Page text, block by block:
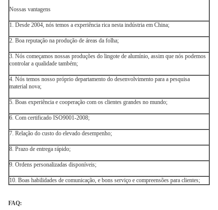
Nossas vantagens
1. Desde 2004, nós temos a experiência rica nesta indústria em China;
2. Boa reputação na produção de áreas da folha;
3. Nós começamos nossas produções do lingote de alumínio, assim que nós podemos
controlar a qualidade também;
4. Nós temos nosso próprio departamento do desenvolvimento para a pesquisa
material nova;
5. Boas experiência e cooperação com os clientes grandes no mundo;
6. Com certificado ISO9001-2008;
7. Relação do custo do elevado desempenho;
8. Prazo de entrega rápido;
9. Ordens personalizadas disponíveis;
10. Boas habilidades de comunicação, e bons serviço e compreensões para clientes;
FAQ: